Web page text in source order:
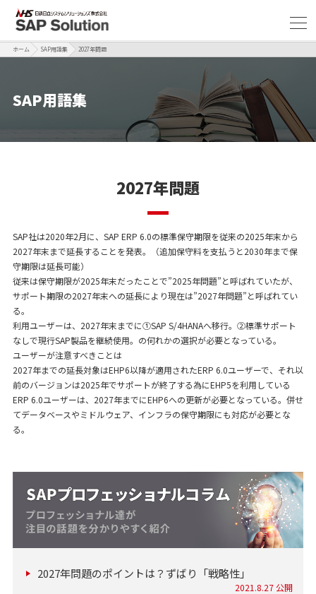
SAP用語集
ホーム SAP用語集 2027年問題
2027年問題
SAP社は2020年2月に、SAP ERP 6.0の標準保守期限を従来の2025年末から
2027年末まで延長することを発表。（追加保守料を支払うと2030年まで保
守期限は延長可能）
従来は保守期限が2025年末だったことで”2025年問題”と呼ばれていたが、
サポート期限の2027年末への延長により現在は”2027年問題”と呼ばれてい
る。
利用ユーザーは、2027年末までに①SAP S/4HANAへ移行。②標準サポート
なしで現行SAP製品を継続使用。の何れかの選択が必要となっている。
ユーザーが注意すべきことは
2027年までの延長対象はEHP6以降が適用されたERP 6.0ユーザーで、それ以
前のバージョンは2025年でサポートが終了する為にEHP5を利用している
ERP 6.0ユーザーは、2027年までにEHP6への更新が必要となっている。併せ
てデータベースやミドルウェア、インフラの保守期限にも対応が必要とな
る。
2027年問題のポイントは？ずばり「戦略性」
2021.8.27 公開